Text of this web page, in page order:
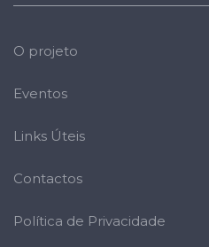
O projeto
Eventos
Links Úteis
Contactos
Política de Privacidade